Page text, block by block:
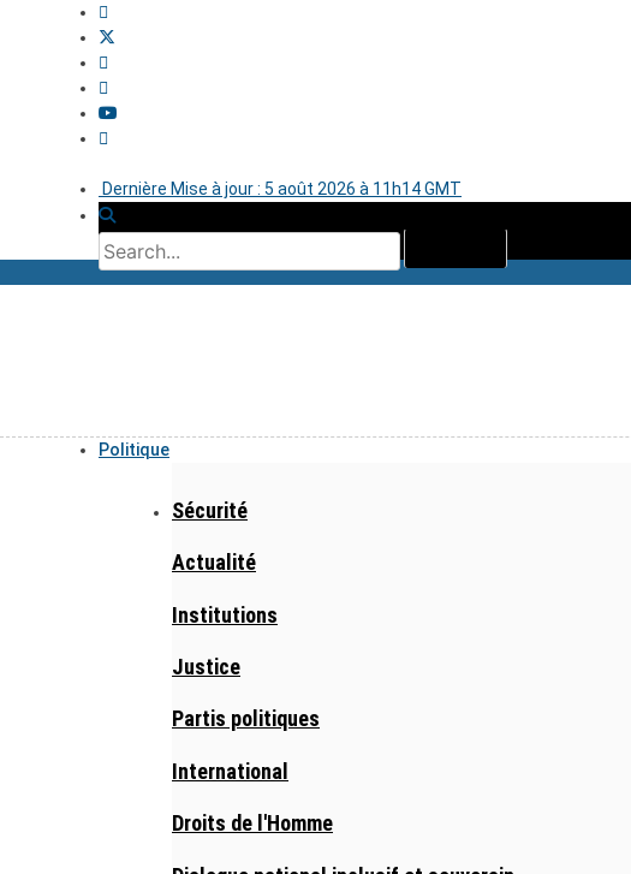
Dernière Mise à jour : 5 août 2026 à 11h14 GMT
Politique
Sécurité
Actualité
Institutions
Justice
Partis politiques
International
Droits de l'Homme